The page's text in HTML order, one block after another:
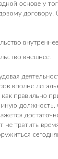
основе у
договору.
внешнее.
вполне
правильно
должность.
тратить